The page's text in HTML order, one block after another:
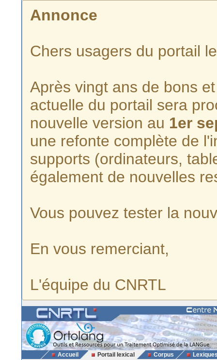
Annonce
Chers usagers du portail
Après vingt ans de bons
actuelle du portail sera
nouvelle version au 1er
une refonte complète de
supports (ordinateurs,
également de nouvelles
Vous pouvez tester la
En vous remerciant,
L'équipe du CNRTL
Accueil Portail lexical Corpus